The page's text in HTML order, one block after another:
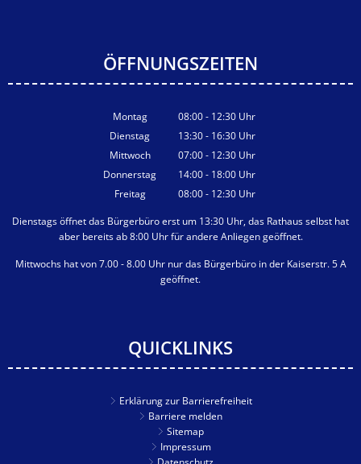
ÖFFNUNGSZEITEN
Montag 08:00- 12:30 Uhr
Von 08:00 bis 12:30 Uhr
Dienstag 13:30- 16:30 Uhr
Von 13:30 bis 16:30 Uhr
Mittwoch 07:00- 12:30 Uhr
Von 07:00 bis 12:30 Uhr
Donnerstag 14:00- 18:00 Uhr
Von 14:00 bis 18:00 Uhr
Freitag 08:00- 12:30 Uhr
Dienstags öffnet das Bürgerbüro erst um 13:30 Uhr, das Rathaus selbst hat
aber bereits ab 8:00 Uhr für andere Anliegen geöffnet.
Mittwochs hat von 7.00 - 8.00 Uhr nur das Bürgerbüro in der Kaiserstr. 5 A
geöffnet.
QUICKLINKS
Erklärung zur Barrierefreiheit
Barriere melden
Sitemap
Impressum